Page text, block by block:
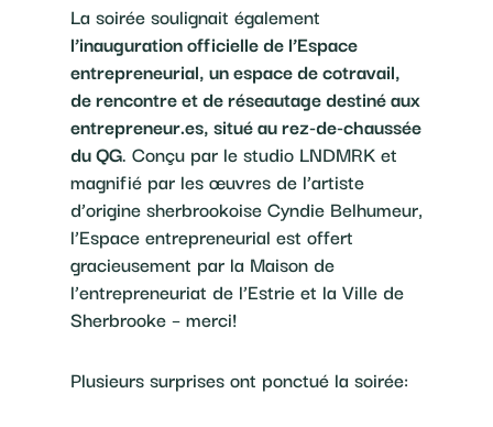
La soirée soulignait également
l’inauguration officielle de l’Espace
entrepreneurial, un espace de cotravail,
de rencontre et de réseautage destiné aux
entrepreneur.es, situé au rez-de-chaussée
du QG. Conçu par le studio LNDMRK et
magnifié par les œuvres de l’artiste
d’origine sherbrookoise Cyndie Belhumeur,
l’Espace entrepreneurial est offert
gracieusement par la Maison de
l’entrepreneuriat de l’Estrie et la Ville de
Sherbrooke – merci!
Plusieurs surprises ont ponctué la soirée: